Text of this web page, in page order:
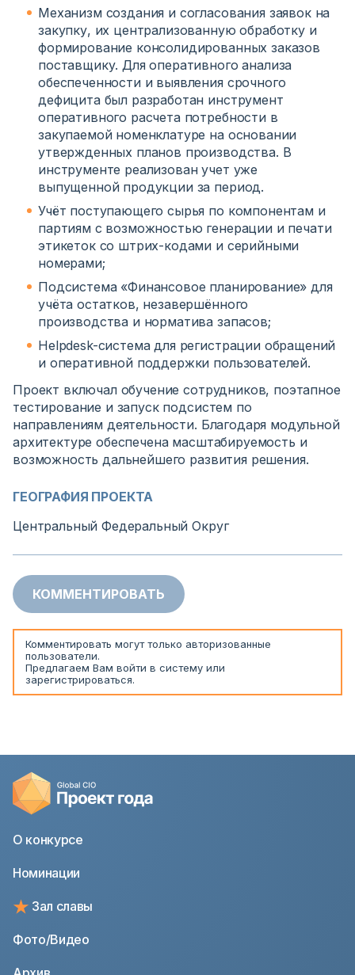
Механизм создания и согласования заявок на
закупку, их централизованную обработку и
формирование консолидированных заказов
поставщику. Для оперативного анализа
обеспеченности и выявления срочного
дефицита был разработан инструмент
оперативного расчета потребности в
закупаемой номенклатуре на основании
утвержденных планов производства. В
инструменте реализован учет уже
выпущенной продукции за период.
Учёт поступающего сырья по компонентам и
партиям с возможностью генерации и печати
этикеток со штрих-кодами и серийными
номерами;
Подсистема «Финансовое планирование» для
учёта остатков, незавершённого
производства и норматива запасов;
Helpdesk-система для регистрации обращений
и оперативной поддержки пользователей.
Проект включал обучение сотрудников, поэтапное
тестирование и запуск подсистем по
направлениям деятельности. Благодаря модульной
архитектуре обеспечена масштабируемость и
возможность дальнейшего развития решения.
ГЕОГРАФИЯ ПРОЕКТА
Центральный Федеральный Округ
КОММЕНТИРОВАТЬ
Комментировать могут только авторизованные
пользователи.
Предлагаем Вам войти в систему или
зарегистрироваться.
О конкурсе
Номинации
Зал славы
Фото/Видео